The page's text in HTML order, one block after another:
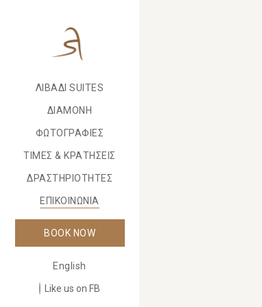
ΛΙΒΑΔΙ SUITES
ΔΙΑΜΟΝΗ
ΦΩΤΟΓΡΑΦΙΕΣ
ΤΙΜΕΣ & ΚΡΑΤΗΣΕΙΣ
ΔΡΑΣΤΗΡΙΟΤΗΤΕΣ
ΕΠΙΚΟΙΝΩΝΙΑ
BOOK NOW
English
Like us on FB